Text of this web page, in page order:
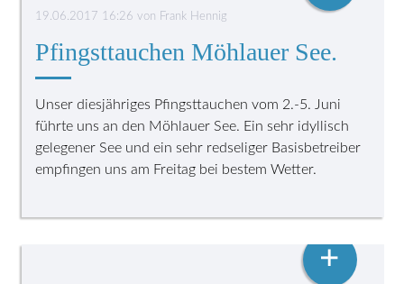
19.06.2017 16:26 von Frank Hennig
Pfingsttauchen Möhlauer See.
Unser diesjähriges Pfingsttauchen vom 2.-5. Juni
führte uns an den Möhlauer See. Ein sehr idyllisch
gelegener See und ein sehr redseliger Basisbetreiber
empfingen uns am Freitag bei bestem Wetter.
+